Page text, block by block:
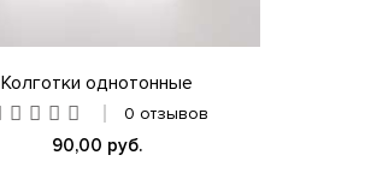
Колготки однотонные
0 отзывов
90,00 руб.